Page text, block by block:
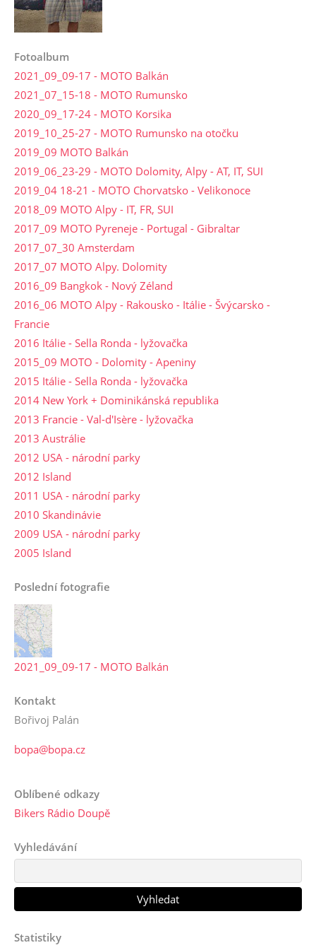
Fotoalbum
2021_09_09-17 - MOTO Balkán
2021_07_15-18 - MOTO Rumunsko
2020_09_17-24 - MOTO Korsika
2019_10_25-27 - MOTO Rumunsko na otočku
2019_09 MOTO Balkán
2019_06_23-29 - MOTO Dolomity, Alpy - AT, IT, SUI
2019_04 18-21 - MOTO Chorvatsko - Velikonoce
2018_09 MOTO Alpy - IT, FR, SUI
2017_09 MOTO Pyreneje - Portugal - Gibraltar
2017_07_30 Amsterdam
2017_07 MOTO Alpy. Dolomity
2016_09 Bangkok - Nový Zéland
2016_06 MOTO Alpy - Rakousko - Itálie - Švýcarsko -
Francie
2016 Itálie - Sella Ronda - lyžovačka
2015_09 MOTO - Dolomity - Apeniny
2015 Itálie - Sella Ronda - lyžovačka
2014 New York + Dominikánská republika
2013 Francie - Val-d'Isère - lyžovačka
2013 Austrálie
2012 USA - národní parky
2012 Island
2011 USA - národní parky
2010 Skandinávie
2009 USA - národní parky
2005 Island
Poslední fotografie
2021_09_09-17 - MOTO Balkán
Kontakt
Bořivoj Palán
bopa@bopa.cz
Oblíbené odkazy
Bikers Rádio Doupě
Vyhledávání
Statistiky